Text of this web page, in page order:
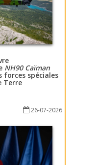
NH90 Caïman
spéciales
Terre
26-07-2026